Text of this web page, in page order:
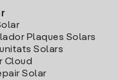
Plaques Solars
Solars
Cloud
Solar